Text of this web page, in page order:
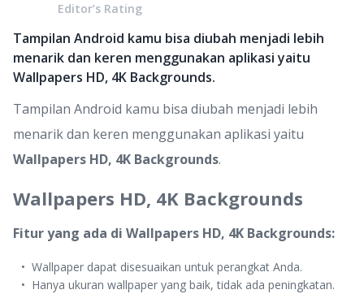
Editor’s Rating
Tampilan Android kamu bisa diubah menjadi lebih
menarik dan keren menggunakan aplikasi yaitu
Wallpapers HD, 4K Backgrounds.
Tampilan Android kamu bisa diubah menjadi lebih
menarik dan keren menggunakan aplikasi yaitu
Wallpapers HD, 4K Backgrounds.
Wallpapers HD, 4K Backgrounds
Fitur yang ada di Wallpapers HD, 4K Backgrounds:
Wallpaper dapat disesuaikan untuk perangkat Anda.
Hanya ukuran wallpaper yang baik, tidak ada peningkatan.